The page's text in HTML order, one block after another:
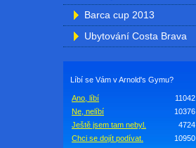
Barca cup 2013
Ubytování Costa Brava
Líbí se Vám v Arnold's Gymu?
Ano, líbí
11042
Ne, nelíbí
10376
Ještě jsem tam nebyl.
4724
Chci se dojít podívat.
10950